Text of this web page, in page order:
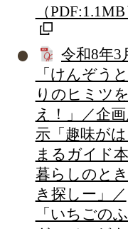
（PDF:1.1MB
令和8年3
「けんぞう
りのヒミツ
え！」／企
示「趣味がは
まるガイド
暮らしのと
き探しー」／
「いちごの